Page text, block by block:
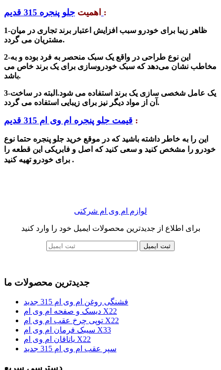
اهمیت :
1-ظاهر زیبا برای خودرو سبب افزایش اعتبار برند تجاری در میان
مشتریان می گردد.
2-این نوع طراحی در واقع یک سبک منحصر به فرد بوده و به
مخاطب نشان می‌دهد که سبک خودروسازی برای یک برند خاص می
باشد.
3-یک عامل شخصی سازی یک برند استفاده می شود.البته در ساخت
آن از مواد دیگر نیز برای زیبایی استفاده می گردد.
قیمت جلو پنجره ام وی ام 315 قدیم :
این را به خاطر داشته باشید که در موقع خرید جلو پنجره حتما نوع
خودرو را مشخص کنید و سعی کنید که اصل و فابریکی این قطعه را
برای خودرو تهیه کنید .
لوازم ام وی ام شرکتی
برای اطلاع از جدیدترین محصولات ایمیل خود را وارد کنید
ثبت ایمیل
جدیدترین محصولات ما
فشنگی روغن ام وی ام 315 جدید
دیسک و صفحه ام وی ام X22
توپی چرخ عقب ام وی ام X22
سیبک فرمان ام وی ام X33
یاتاقان ام وی ام X22
سپر عقب ام وی ام 315 جدید
دسترسی سریع